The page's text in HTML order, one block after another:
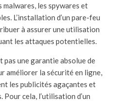
les spywares et
L’installation d’un pare-feu
à assurer une utilisation
les attaques potentielles.
pas une garantie absolue de
améliorer la sécurité en ligne,
les publicités agaçantes et
cela, l’utilisation d’un